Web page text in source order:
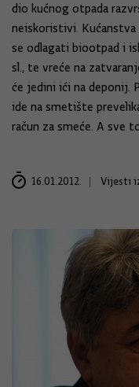
dio kućnog otpada
neiskoristivi.
se odlagati biootpad i
sl., te vreće na
će jedini ići na deponij.
ide na smetište
račun za smeće. A sve
16.01.2012. Vijesti